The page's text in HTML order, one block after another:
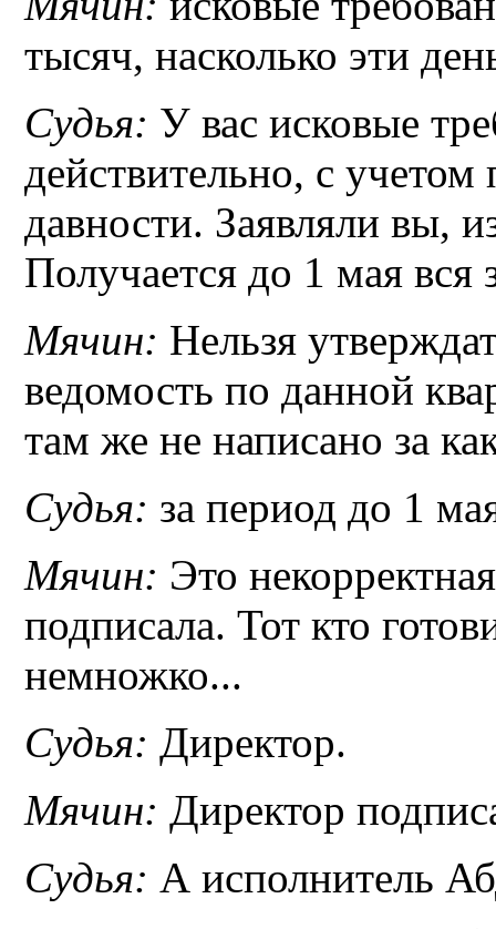
тысяч, насколько эти
Судья: У вас исковые
действительно, с
давности. Заявляли вы,
Получается до 1 мая вся
Мячин: Нельзя
ведомость по данной
там же не написано за
Судья: за период до 1
Мячин: Это
подписала. Тот кто
немножко...
Судья: Директор.
Мячин: Директор
Судья: А исполнитель